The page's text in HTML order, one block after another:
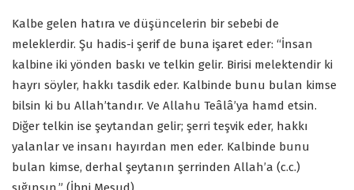
Kalbe gelen hatıra ve düşüncelerin bir sebebi de
meleklerdir. Şu hadis-i şerif de buna işaret eder: “İnsan
kalbine iki yönden baskı ve telkin gelir. Birisi melektendir ki
hayrı söyler, hakkı tasdik eder. Kalbinde bunu bulan kimse
bilsin ki bu Allah’tandır. Ve Allahu Teâlâ’ya hamd etsin.
Diğer telkin ise şeytandan gelir; şerri teşvik eder, hakkı
yalanlar ve insanı hayırdan men eder. Kalbinde bunu
bulan kimse, derhal şeytanın şerrinden Allah’a (c.c.)